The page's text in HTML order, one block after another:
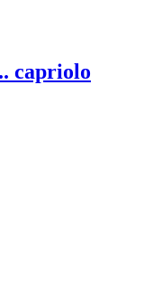
capriolo